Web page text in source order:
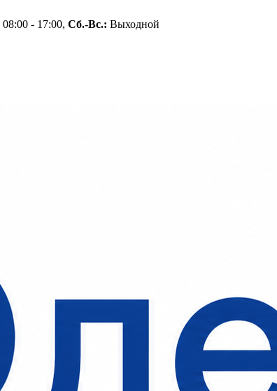
08:00 - 17:00, Сб.-Вс.: Выходной